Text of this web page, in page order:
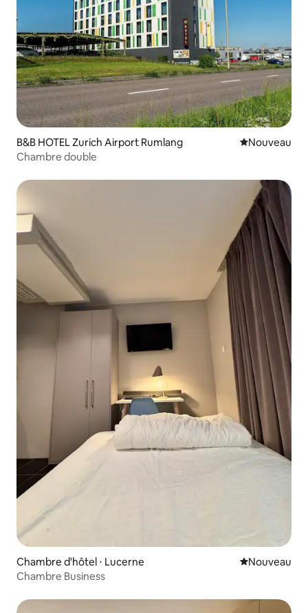
B&B HOTEL Zurich Airport Rumlang Nouvel
Nouveau
Chambre double
Chambre d'hôtel ⋅ Lucerne Nouvel
Nouveau
Chambre Business